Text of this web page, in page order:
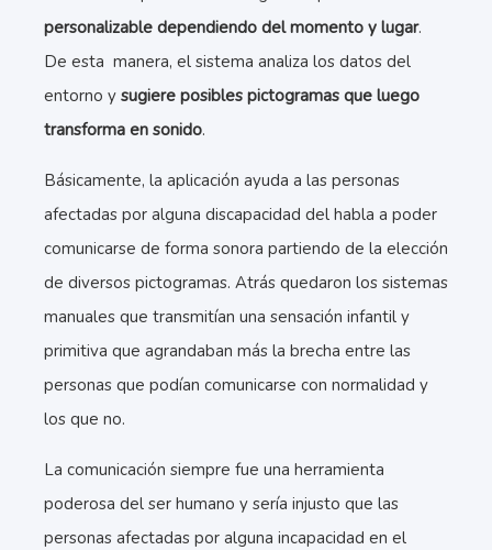
personalizable dependiendo del momento y lugar.
De esta manera, el sistema analiza los datos del
entorno y sugiere posibles pictogramas que luego
transforma en sonido.
Básicamente, la aplicación ayuda a las personas
afectadas por alguna discapacidad del habla a poder
comunicarse de forma sonora partiendo de la elección
de diversos pictogramas. Atrás quedaron los sistemas
manuales que transmitían una sensación infantil y
primitiva que agrandaban más la brecha entre las
personas que podían comunicarse con normalidad y
los que no.
La comunicación siempre fue una herramienta
poderosa del ser humano y sería injusto que las
personas afectadas por alguna incapacidad en el